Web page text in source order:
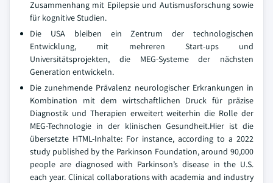
Zusammenhang mit Epilepsie und Autismusforschung sowie
für kognitive Studien.
Die USA bleiben ein Zentrum der technologischen
Entwicklung, mit mehreren Start-ups und
Universitätsprojekten, die MEG-Systeme der nächsten
Generation entwickeln.
Die zunehmende Prävalenz neurologischer Erkrankungen in
Kombination mit dem wirtschaftlichen Druck für präzise
Diagnostik und Therapien erweitert weiterhin die Rolle der
MEG-Technologie in der klinischen Gesundheit.Hier ist die
übersetzte HTML-Inhalte: For instance, according to a 2022
study published by the Parkinson Foundation, around 90,000
people are diagnosed with Parkinson’s disease in the U.S.
each year. Clinical collaborations with academia and industry